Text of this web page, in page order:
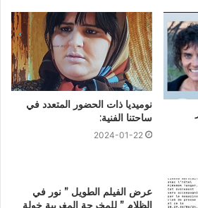
نوميديا ذات الحضور المتعدد في
ساحتنا الفنية:
2024-01-22
عرض الفيلم الطويل ” نور في
الظلام ” للمخرجة المغربية خولة